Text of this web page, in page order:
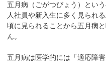
五月病（ごがつびょう）とい
人社員や新入生に多く見られ
頃に見られることから五月病
ん。
五月病は医学的には「適応障